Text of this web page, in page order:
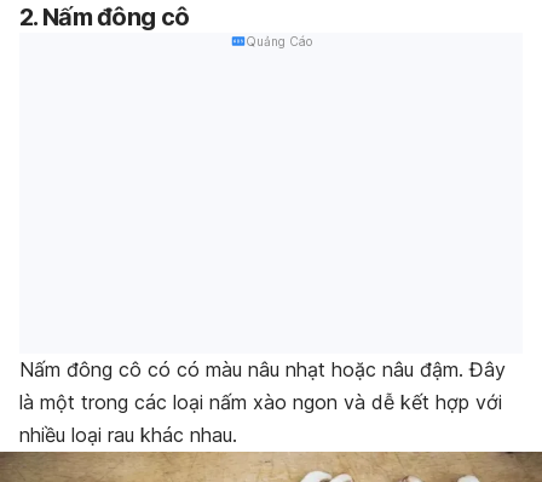
2. Nấm đông cô
Quảng Cáo
Nấm đông cô có có màu nâu nhạt hoặc nâu đậm. Đây
là một trong các loại nấm xào ngon và dễ kết hợp với
nhiều loại rau khác nhau.